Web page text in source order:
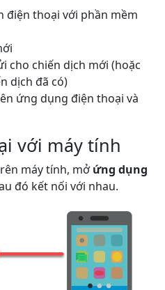
điện thoại với phần mềm
cho chiến dịch mới (hoặc
dịch đã có)
ứng dụng điện thoại và
với máy tính
máy tính, mởứng dụng
đó kết nối với nhau.